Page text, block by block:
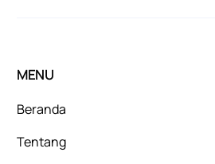
MENU
Beranda
Tentang